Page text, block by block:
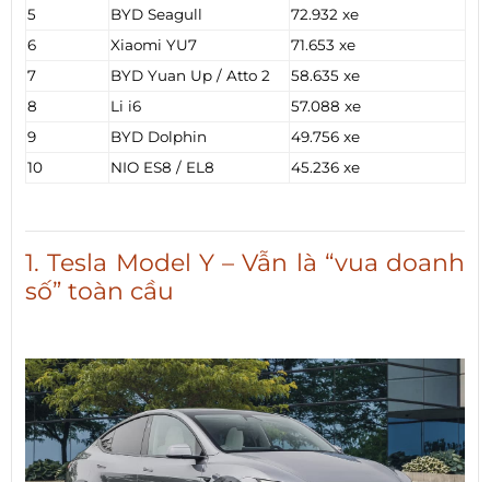
5
BYD Seagull
72.932 xe
6
Xiaomi YU7
71.653 xe
7
BYD Yuan Up / Atto 2
58.635 xe
8
Li i6
57.088 xe
9
BYD Dolphin
49.756 xe
10
NIO ES8 / EL8 45.236 xe
1. Tesla Model Y – Vẫn là “vua doanh
số” toàn cầu